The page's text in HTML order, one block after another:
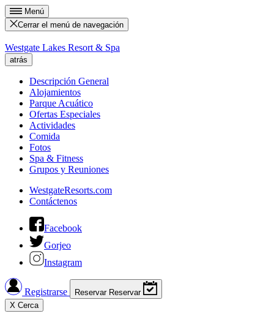
Menú
Cerrar el menú de navegación
Westgate Lakes Resort & Spa
atrás
Descripción General
Alojamientos
Parque Acuático
Ofertas Especiales
Actividades
Comida
Fotos
Spa & Fitness
Grupos y Reuniones
WestgateResorts.com
Contáctenos
Facebook
Gorjeo
Instagram
Registrarse Reservar Reservar
X Cerca